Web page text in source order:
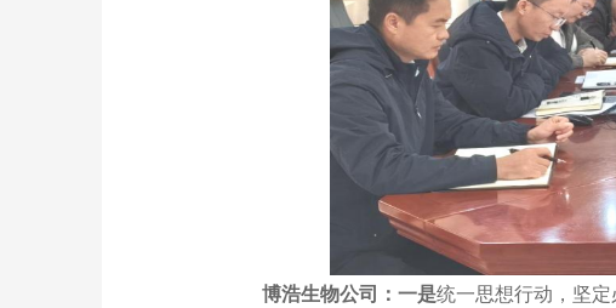
博浩生物公司：一是统一思想行动，坚